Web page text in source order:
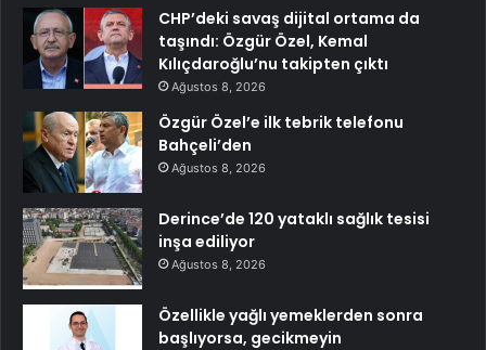
CHP’deki savaş dijital ortama da
taşındı: Özgür Özel, Kemal
Kılıçdaroğlu’nu takipten çıktı
Ağustos 8, 2026
Özgür Özel’e ilk tebrik telefonu
Bahçeli’den
Ağustos 8, 2026
Derince’de 120 yataklı sağlık tesisi
inşa ediliyor
Ağustos 8, 2026
Özellikle yağlı yemeklerden sonra
başlıyorsa, gecikmeyin